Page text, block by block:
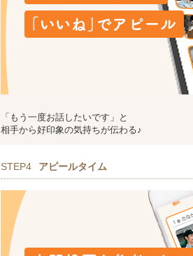
「もう一度お話したいです」と
相手から好印象の気持ちが伝わる♪
STEP4 アピールタイム